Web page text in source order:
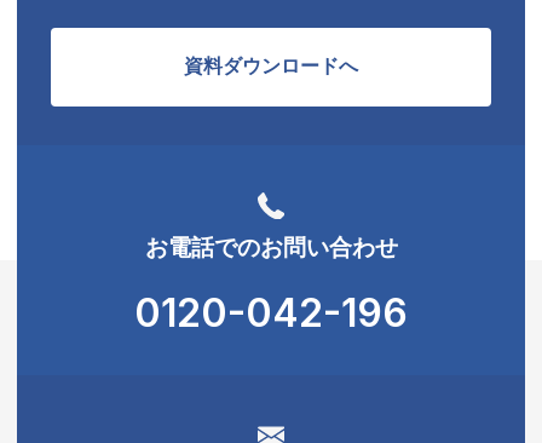
資料ダウンロードへ
お電話でのお問い合わせ
0120-042-196